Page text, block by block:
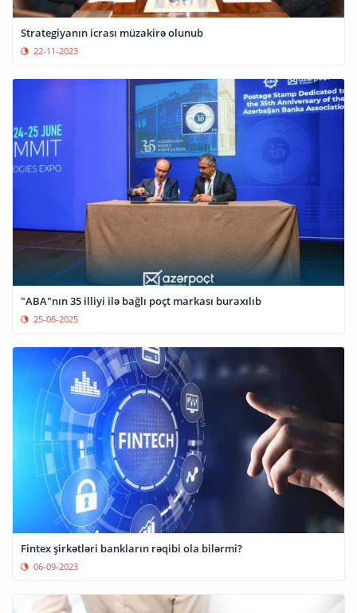
Strategiyanın icrası müzakirə olunub
22-11-2023
"ABA"nın 35 illiyi ilə bağlı poçt markası buraxılıb
25-06-2025
Fintex şirkətləri bankların rəqibi ola bilərmi?
06-09-2023